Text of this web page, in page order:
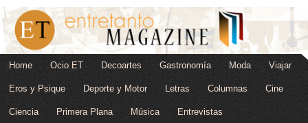
Home Ocio ET Decoartes Gastronomía Moda Viajar
Eros y Psique Deporte y Motor Letras Columnas Cine
Ciencia Primera Plana Música Entrevistas